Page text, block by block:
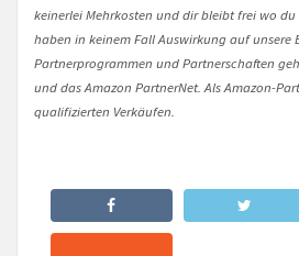
keinerlei Mehrkosten und dir bleibt frei wo du
haben in keinem Fall Auswirkung auf unsere
Partnerprogrammen und Partnerschaften
und das Amazon PartnerNet. Als Amazon-
qualifizierten Verkäufen.